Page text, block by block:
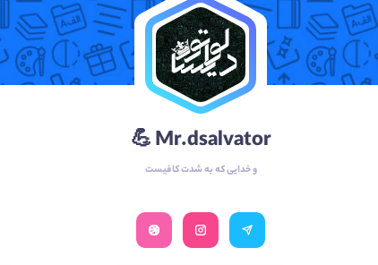
Mr.dsalvator 💪
و خدایی که به شدت کافیست